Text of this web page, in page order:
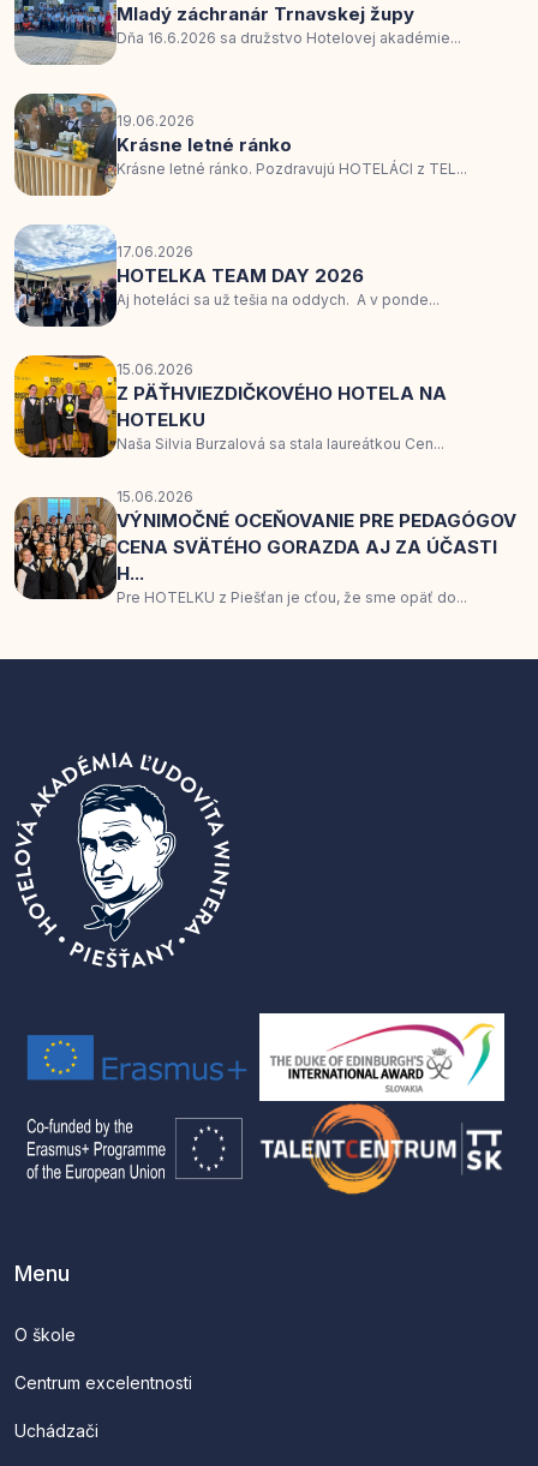
Mladý záchranár Trnavskej župy
Dňa 16.6.2026 sa družstvo Hotelovej akadémie...
19.06.2026
Krásne letné ránko
Krásne letné ránko. Pozdravujú HOTELÁCI z TEL...
17.06.2026
HOTELKA TEAM DAY 2026
Aj hoteláci sa už tešia na oddych. A v ponde...
15.06.2026
Z PÄŤHVIEZDIČKOVÉHO HOTELA NA
HOTELKU
Naša Silvia Burzalová sa stala laureátkou Cen...
15.06.2026
VÝNIMOČNÉ OCEŇOVANIE PRE PEDAGÓGOV
CENA SVÄTÉHO GORAZDA AJ ZA ÚČASTI
H...
Pre HOTELKU z Piešťan je cťou, že sme opäť do...
Menu
O škole
Centrum excelentnosti
Uchádzači